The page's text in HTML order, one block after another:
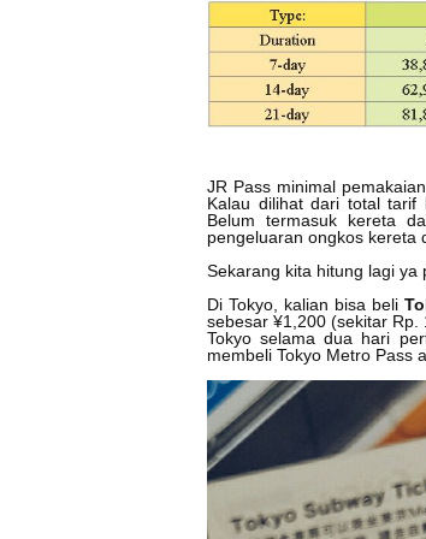
JR Pass minimal
Kalau dilihat dari total tarif
Belum termasuk kereta
pengeluaran ongkos kereta
Sekarang kita hitung lagi ya
Di Tokyo, kalian bisa beli
sebesar ¥1,200 (sekitar
Tokyo selama dua hari
membeli Tokyo Metro Pass